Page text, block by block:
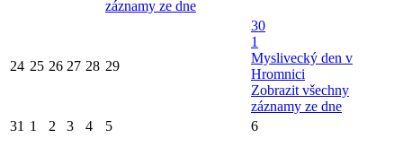
záznamy ze dne
24 25 26 27 28 29
30
1
Myslivecký den v
Hromnici
Zobrazit všechny
záznamy ze dne
31 1 2 3 4 5 6